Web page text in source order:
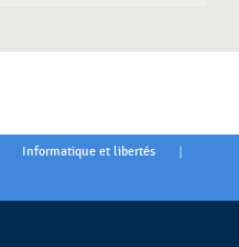
Informatique et libertés |